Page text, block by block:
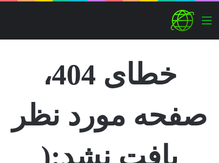
منو
خطای 404،
صفحه مورد نظر